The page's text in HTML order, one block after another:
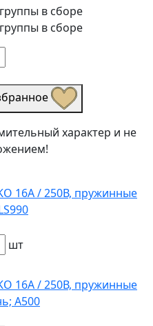
в сборе
в сборе
характер и не
16А / 250В, пружинные
шт
16А / 250В, пружинные
A500